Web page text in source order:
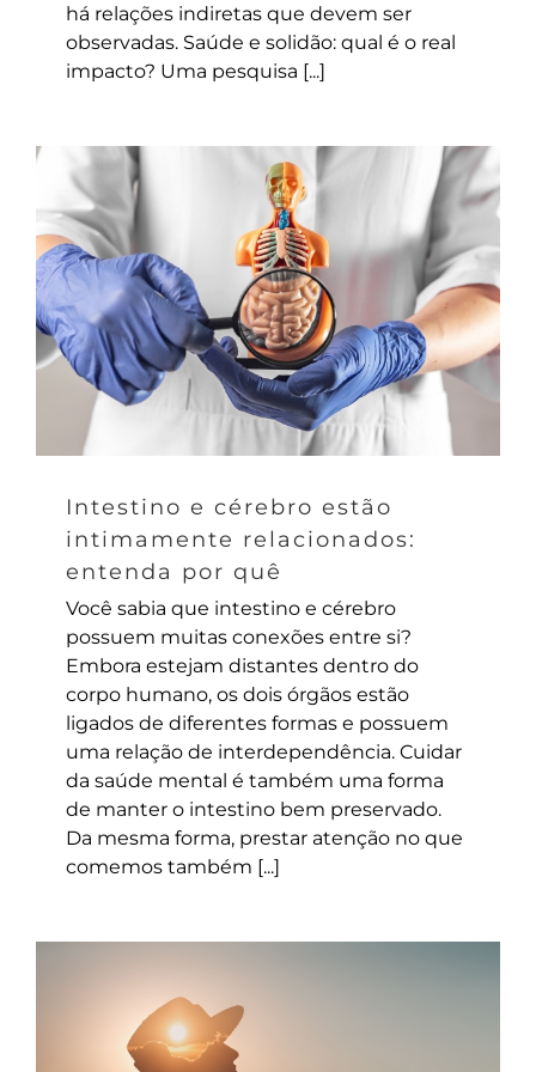
há relações indiretas que devem ser
observadas. Saúde e solidão: qual é o real
impacto? Uma pesquisa [...]
Intestino e cérebro estão
intimamente relacionados:
entenda por quê
Você sabia que intestino e cérebro
possuem muitas conexões entre si?
Embora estejam distantes dentro do
corpo humano, os dois órgãos estão
ligados de diferentes formas e possuem
uma relação de interdependência. Cuidar
da saúde mental é também uma forma
de manter o intestino bem preservado.
Da mesma forma, prestar atenção no que
comemos também [...]